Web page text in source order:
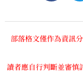
部落格文僅作為資訊
讀者應自行判斷並審慎